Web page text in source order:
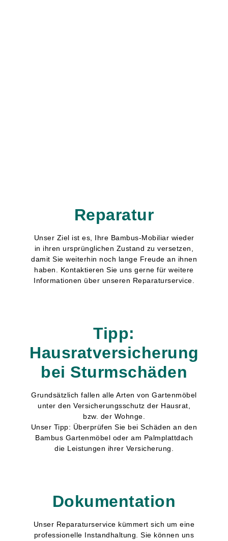
Reparatur
Unser Ziel ist es, Ihre Bambus-Mobiliar wieder
in ihren ursprünglichen Zustand zu versetzen,
damit Sie weiterhin noch lange Freude an ihnen
haben. Kontaktieren Sie uns gerne für weitere
Informationen über unseren Reparaturservice.
Tipp:
Hausratversicherung
bei Sturmschäden
Grundsätzlich fallen alle Arten von Gartenmöbel
unter den Versicherungsschutz der Hausrat,
bzw. der Wohnge.
Unser Tipp: Überprüfen Sie bei Schäden an den
Bambus Gartenmöbel oder am Palmplattdach
die Leistungen ihrer Versicherung.
Dokumentation
Unser Reparaturservice kümmert sich um eine
professionelle Instandhaltung. Sie können uns